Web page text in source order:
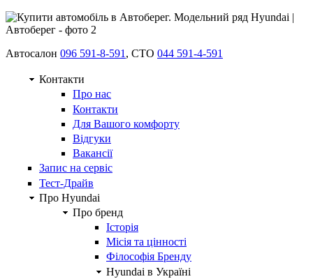
Автосалон 096 591-8-591 , СТО 044 591-4-591
Контакти
Про нас
Контакти
Для Вашого комфорту
Відгуки
Вакансії
Запис на сервіс
Тест-Драйв
Про Hyundai
Про бренд
Історія
Місія та цінності
Філософія Бренду
Hyundai в Україні